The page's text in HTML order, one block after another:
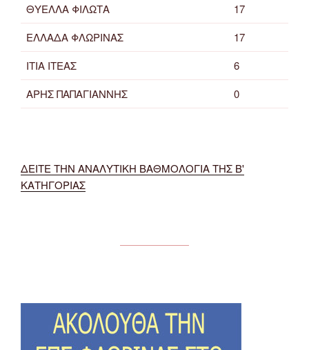
ΘΥΕΛΛΑ ΦΙΛΩΤΑ
17
ΕΛΛΑΔΑ ΦΛΩΡΙΝΑΣ
17
ΙΤΙΑ ΙΤΕΑΣ
6
ΑΡΗΣ ΠΑΠΑΓΙΑΝΝΗΣ
0
ΔΕΙΤΕ ΤΗΝ ΑΝΑΛΥΤΙΚΗ ΒΑΘΜΟΛΟΓΙΑ ΤΗΣ Β'
ΚΑΤΗΓΟΡΙΑΣ